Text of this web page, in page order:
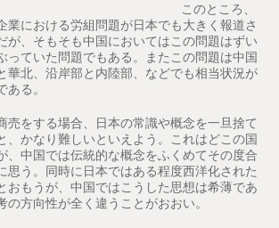
このところ、
業における労組問題が日本でも大きく報道さ
が、そもそも中国においてはこの問題はずい
っていた問題でもある。またこの問題は中国
華北、沿岸部と内陸部、などでも相当状況が
ある。
売をする場合、日本の常識や概念を一旦捨て
、かなり難しいといえよう。これはどこの国
、中国では伝統的な概念をふくめてその度合
思う。同時に日本ではある程度西洋化された
おもうが、中国ではこうした思想は希薄であ
の方向性が全く違うことがおおい。